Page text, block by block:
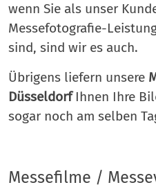
wenn Sie als unser
Messefotografie-
sind, sind wir es auch.
Übrigens liefern unsere
DüsseldorfIhnen Ihre
sogar noch am selben
Messefilme /